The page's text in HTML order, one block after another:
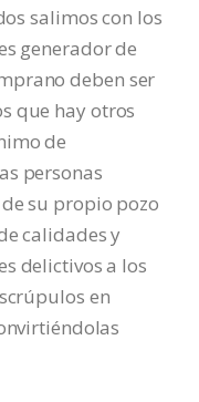
salimos con los
generador de
deben ser
que hay otros
de
personas
su propio pozo
calidades y
delictivos a los
en